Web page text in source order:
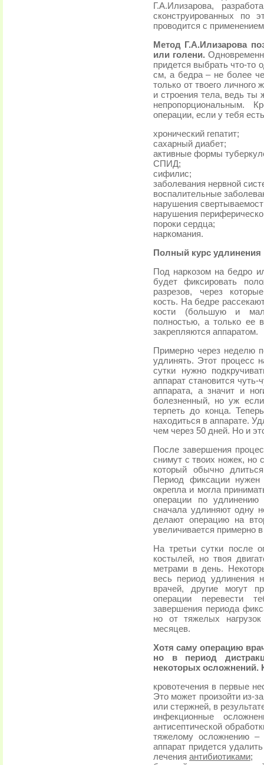
Г.А.Илизарова,
сконструированных по
проводится с
Метод Г.А.Илизарова
или голени.
придется выбрать что-то
см, а бедра – не более
только от твоего личного
и строения тела, ведь ты
непропорциональным.
операции, если у тебя
хронический гепатит;
сахарный диабет;
активные формы
СПИД;
сифилис;
заболевания нервной
воспалительные
нарушения
нарушения
пороки сердца;
наркомания.
Полный курс удлинения
Под наркозом на бедро
будет фиксировать
разрезов, через
кость. На бедре
кости (большую и
полностью, а только ее
закрепляются аппаратом.
Примерно через неделю
удлинять. Этот процесс
сутки нужно
аппарат становится
аппарата, а значит и
болезненный, но уж
терпеть до конца.
находиться в аппарате.
чем через 50 дней. Но и
После завершения
снимут с твоих ножек, но
который обычно
Период фиксации
окрепла и могла
операции по
сначала удлиняют одну
делают операцию на
увеличивается примерно
На третьи сутки после
костылей, но твоя
метрами в день.
весь период удлинения
врачей, другие могут
операции перевести
завершения периода
но от тяжелых
месяцев.
Хотя саму операцию
но в период
некоторых осложнений.
кровотечения в первые
Это может произойти из-
или стержней, в
инфекционные
антисептической
тяжелому осложнению –
аппарат придется
лечения антибиотиками;